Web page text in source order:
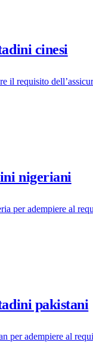
cinesi
il requisito
nigeriani
per adempiere al
pakistani
adempiere al